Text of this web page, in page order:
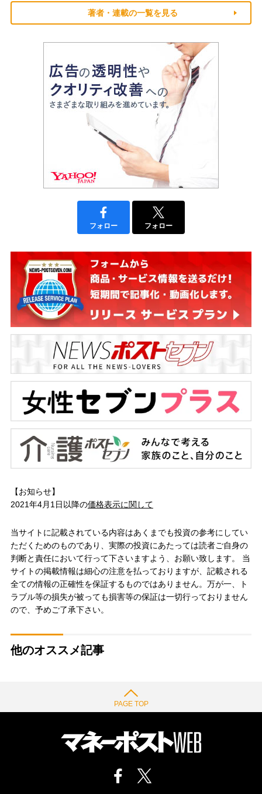
著者・連載の一覧を見る
フォロー フォロー
【お知らせ】
2021年4月1日以降の価格表示に関して
当サイトに記載されている内容はあくまでも投資の参考にしてい
ただくためのものであり、実際の投資にあたっては読者ご自身の
判断と責任において行って下さいますよう、お願い致します。 当
サイトの掲載情報は細心の注意を払っておりますが、記載される
全ての情報の正確性を保証するものではありません。万が一、ト
ラブル等の損失が被っても損害等の保証は一切行っておりません
ので、予めご了承下さい。
他のオススメ記事
PAGE TOP